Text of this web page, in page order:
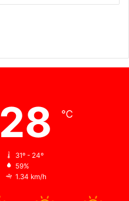
28 ℃
31º - 24º
59%
1.34 km/h